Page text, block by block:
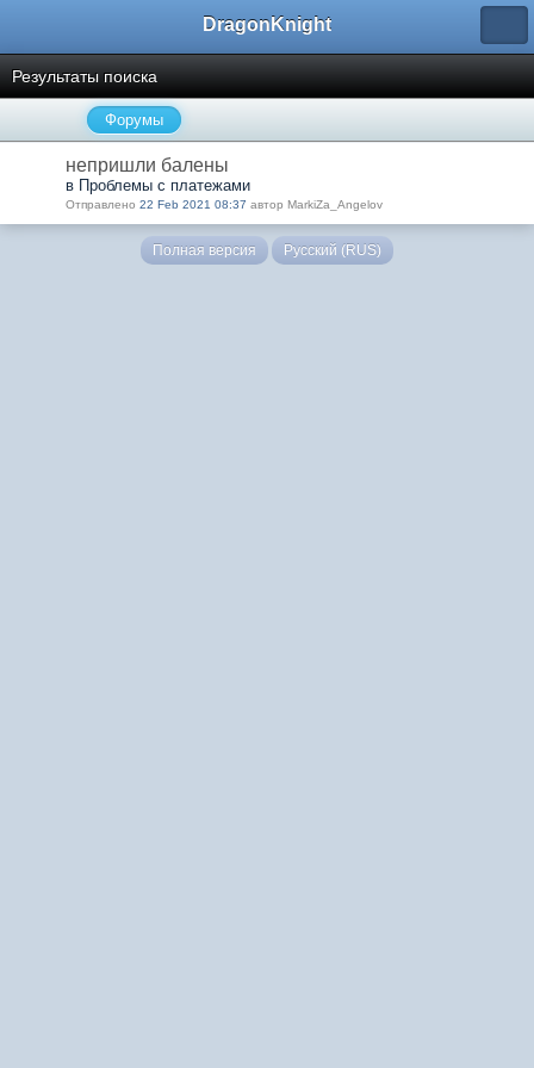
DragonKnight
Результаты поиска
Форумы
непришли балены
в Проблемы с платежами
Отправлено 22 Feb 2021 08:37 автор MarkiZa_Angelov
Полная версия Русский (RUS)